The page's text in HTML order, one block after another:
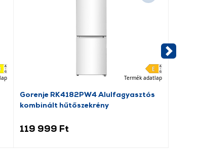
Termék adatlap
Gorenje RK4182PW4 Alulfagyasztós
kombinált hűtőszekrény
119 999 Ft